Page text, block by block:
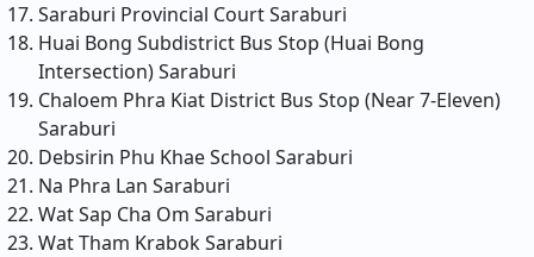
Saraburi Provincial CourtSaraburi
Huai Bong Subdistrict Bus Stop (Huai Bong
Intersection)Saraburi
Chaloem Phra Kiat District Bus Stop (Near 7-Eleven)
Saraburi
Debsirin Phu Khae School Saraburi
Na Phra Lan Saraburi
Wat Sap Cha Om Saraburi
Wat Tham KrabokSaraburi